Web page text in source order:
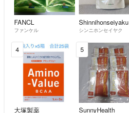
FANCL
ファンケル
Shinnihonseiyaku
シンニホンセイヤク
4
大塚製薬
5
SunnyHealth